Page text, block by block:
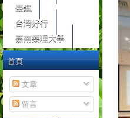
臺鐵
台灣好行
嘉南藥理大學
首頁
文章
留言